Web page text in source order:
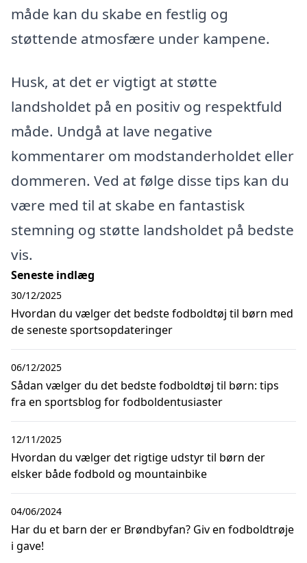
måde kan du skabe en festlig og
støttende atmosfære under kampene.
Husk, at det er vigtigt at støtte
landsholdet på en positiv og respektfuld
måde. Undgå at lave negative
kommentarer om modstanderholdet eller
dommeren. Ved at følge disse tips kan du
være med til at skabe en fantastisk
stemning og støtte landsholdet på bedste
vis.
Seneste indlæg
Hvordan du vælger det bedste fodboldtøj til børn med
de seneste sportsopdateringer
30/12/2025
Sådan vælger du det bedste fodboldtøj til børn: tips
fra en sportsblog for fodboldentusiaster
06/12/2025
Hvordan du vælger det rigtige udstyr til børn der
elsker både fodbold og mountainbike
12/11/2025
Har du et barn der er Brøndbyfan? Giv en fodboldtrøje
i gave!
04/06/2024